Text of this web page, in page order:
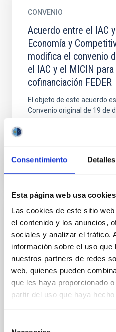
Consentimiento Detalles
Esta página web usa cookies
Las cookies de este sitio
el contenido y los anuncios,
sociales y analizar el tráfico.
información sobre el uso que
nuestros partners de redes
web, quienes pueden
que les haya proporcionado
partir del uso que haya
CONVENIO
Acuerdo entre el IAC
Economía y
modifica el convenio
el IAC y el MICIN
cofinanciación FEDER
El objeto de este acuerdo
Convenio original de 19 de
actualizar los porcentajes
CONVENIO
Adenda 1
colaboración entre el
de La Laguna para la
equipamiento
Prórroga del acuerdo de